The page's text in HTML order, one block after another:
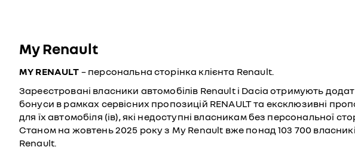
My Renault
MY RENAULT – персональна сторінка клієнта Renault.
Зареєстровані власники автомобілів Renault і Dacia отримують
бонуси в рамках сервісних пропозицій RENAULT та ексклюзивні
для їх автомобіля (ів), які недоступні власникам без персональної
Станом на жовтень 2025 року з My Renault вже понад 103 700
Renault.